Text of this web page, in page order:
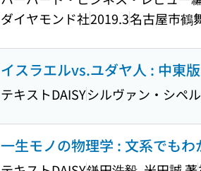
ダイヤモンド社2019.3名古屋市鶴
イスラエルvs.ユダヤ人 : 中東
テキストDAISYシルヴァン・シペ
一生モノの物理学 : 文系でも